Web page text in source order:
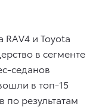
RAV4 и Toyota
в сегменте
седанов
в топ-15
по результатам